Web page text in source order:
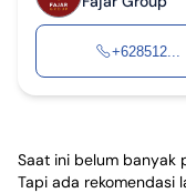
+628512...
Saat ini belum banyak
Tapi ada rekomendasi